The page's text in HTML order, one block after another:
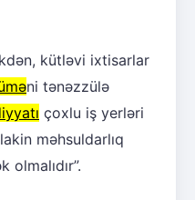
kütləvi ixtisarlar
ni tənəzzülə
çoxlu iş yerləri
məhsuldarlıq
olmalıdır”.